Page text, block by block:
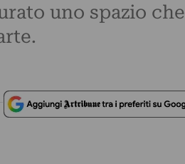
uno spazio che